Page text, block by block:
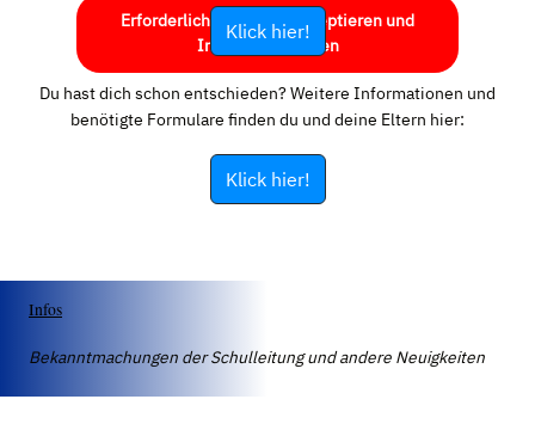
Erforderlichen Service akzeptieren und
Inhalte entsperren
Klick hier!
Du hast dich schon entschieden? Weitere Informationen und
benötigte Formulare finden du und deine Eltern hier:
Klick hier!
Infos
Bekanntmachungen der Schulleitung und andere Neuigkeiten